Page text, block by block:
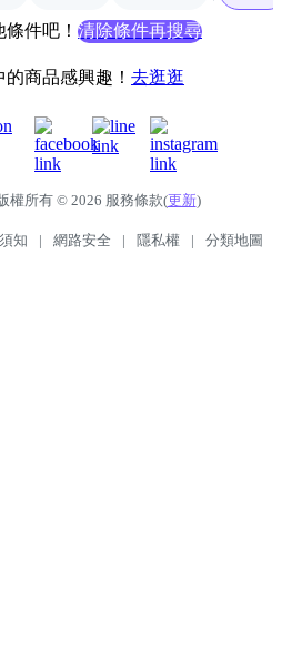
件吧！ 清除條件再搜尋
商品感興趣！ 去逛逛
權所有 © 2026 服務條款(更新)
知 | 網路安全 | 隱私權 | 分類地圖